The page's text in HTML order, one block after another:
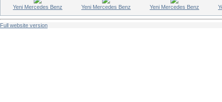
Yeni Mercedes Benz Yeni Mercedes Benz Yeni Mercedes Benz
Full website version